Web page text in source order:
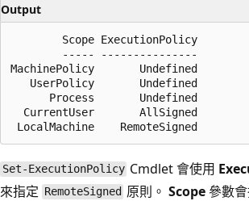
Output
        Scope ExecutionPolicy
        ----- ---------------
MachinePolicy       Undefined
   UserPolicy       Undefined
      Process       Undefined
  CurrentUser       AllSigned
Set-ExecutionPolicy Cmdlet 會使用
來指定 RemoteSigned 原則。Scope參數